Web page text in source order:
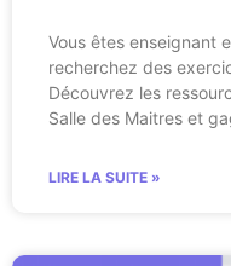
Vous êtes enseignant
recherchez des
Découvrez les
Salle des Maitres et
LIRE LA SUITE »